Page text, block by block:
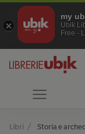
my
Ubik
Free -
Libri Storia e